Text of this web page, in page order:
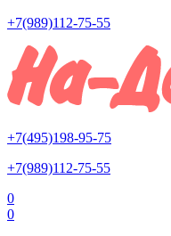
+7(989)112-75-55
+7(495)198-95-75
+7(989)112-75-55
0
0